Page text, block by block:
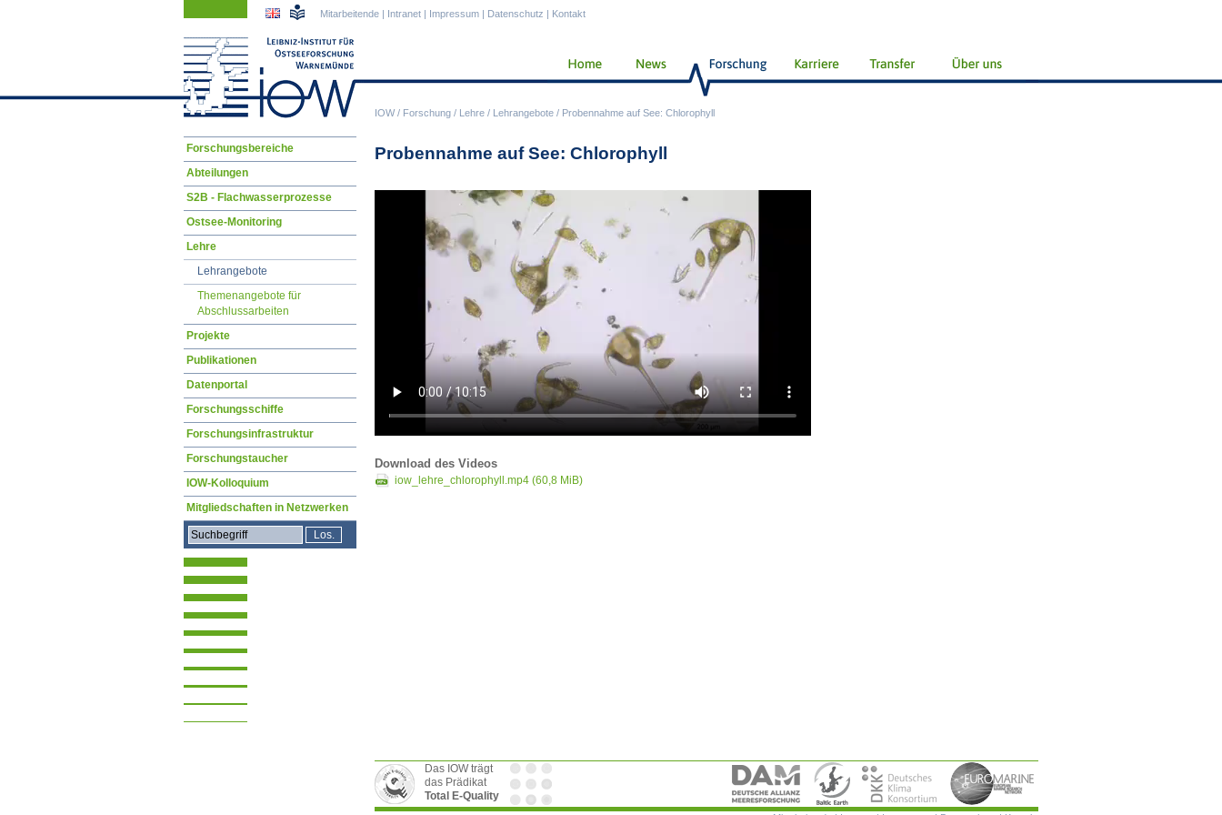
IOW/ Forschung / Lehre / Lehrangebote / Probennahme auf See: Chlorophyll
Mitarbeitende | Intranet | Impressum | Datenschutz | Kontakt
Probennahme auf See: Chlorophyll
Download des Videos
iow_lehre_chlorophyll.mp4 (60,8 MiB)
Navigation
überspringen
Forschungsbereiche
Abteilungen
S2B - Flachwasserprozesse
Ostsee-Monitoring
Lehre
Lehrangebote
Themenangebote für
Abschlussarbeiten
Projekte
Publikationen
Datenportal
Forschungsschiffe
Forschungsinfrastruktur
Forschungstaucher
IOW-Kolloquium
Mitgliedschaften in Netzwerken
Das IOW trägt
das Prädikat
Total E-Quality